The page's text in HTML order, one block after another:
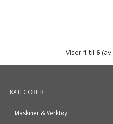
Viser 1 til 6(av
KATEGORIER
Maskiner & Verktøy